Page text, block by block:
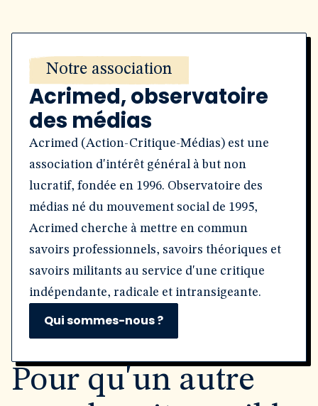
Notre association
Acrimed, observatoire
des médias
Acrimed (Action-Critique-Médias) est une
association d'intérêt général à but non
lucratif, fondée en 1996. Observatoire des
médias né du mouvement social de 1995,
Acrimed cherche à mettre en commun
savoirs professionnels, savoirs théoriques et
savoirs militants au service d'une critique
indépendante, radicale et intransigeante.
Qui sommes-nous ?
Pour qu'un autre